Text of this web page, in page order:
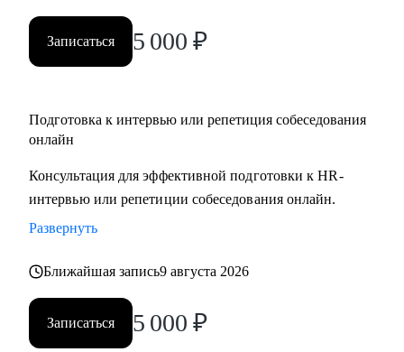
Записаться 5 000 ₽
Подготовка к интервью или репетиция собеседования
онлайн
Консультация для эффективной подготовки к HR-
интервью или репетиции собеседования онлайн.
Развернуть
Ближайшая запись9 августа 2026
Записаться 5 000 ₽